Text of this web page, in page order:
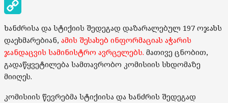
Google
Translate
Copy
Link
ხანძრისა და სტიქიის შედეგად დაზარალებულ 197 ოჯახს
დაეხმარებიან, ამის შესახებ ინფორმაციას აჭარის
ჯანდაცვის სამინისტრო ავრცელებს. მათივე ცნობით,
გადაწყვეტილება სამთავრობო კომისიის სხდომაზე
მიიღეს.
კომისიის წევრებმა სტიქიისა და ხანძრის შედეგად